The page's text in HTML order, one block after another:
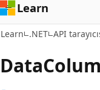
Learn
Learn .NET API
Data